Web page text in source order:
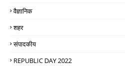
वैज्ञानिक
शहर
संपादकीय
REPUBLIC DAY 2022